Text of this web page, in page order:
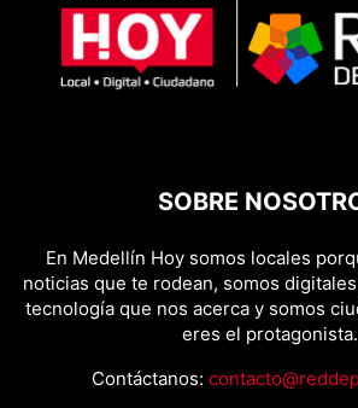
SOBRE
En Medellín Hoy somos locales
noticias que te rodean, somos
tecnología que nos acerca y somos
eres el protagonista.
Contáctanos: